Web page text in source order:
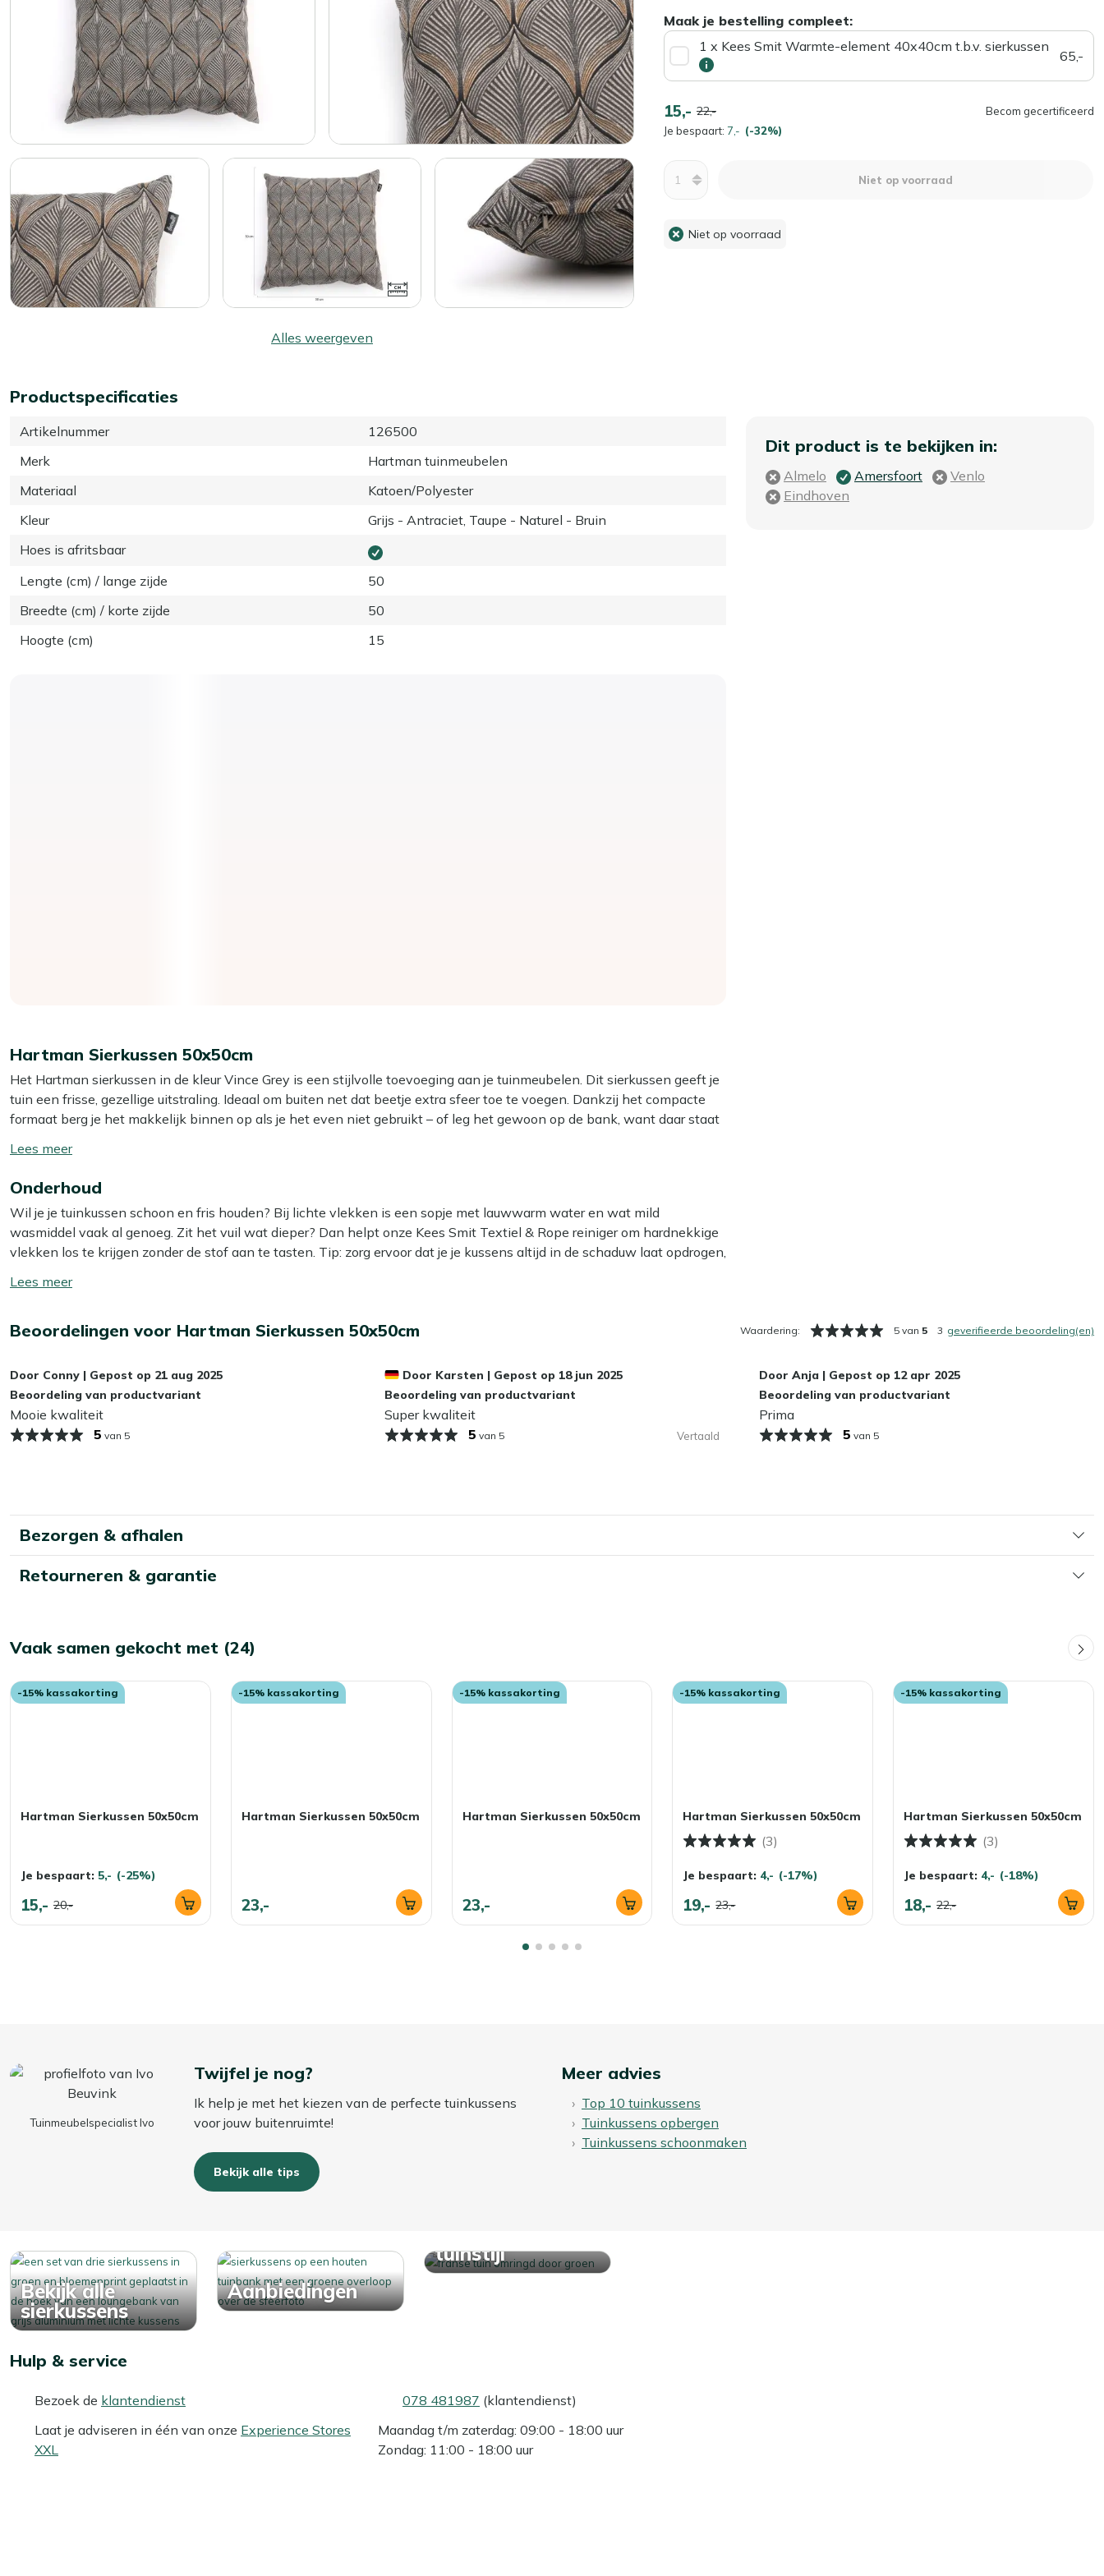
Alles weergeven
Maak je bestelling compleet:
1 x Kees Smit Warmte-element 40x40cm t.b.v. sierkussen
65,-
15,- 22,-
Je bespaart: 7,- (-32%)
Becom gecertificeerd
Niet op voorraad
Niet op voorraad
Productspecificaties
Artikelnummer
126500
Merk
Hartman tuinmeubelen
Materiaal
Katoen/Polyester
Kleur
Grijs - Antraciet, Taupe - Naturel - Bruin
Hoes is afritsbaar
Lengte (cm) / lange zijde
50
Breedte (cm) / korte zijde
50
Hoogte (cm)
15
Dit product is te bekijken in:
Almelo Amersfoort
Venlo
Eindhoven
Hartman Sierkussen 50x50cm
Het Hartman sierkussen in de kleur Vince Grey is een stijlvolle toevoeging aan je tuinmeubelen. Dit sierkussen geeft je
tuin een frisse, gezellige uitstraling. Ideaal om buiten net dat beetje extra sfeer toe te voegen. Dankzij het compacte
formaat berg je het makkelijk binnen op als je het even niet gebruikt – of leg het gewoon op de bank, want daar staat
wasmachine. Handig, want zo blijft je kussen zonder moeite schoon en fris!
Bekijk meer Tuinkussens
Bekijk meer Sierkussens
Toon/verberg
meer
Onderhoud
Wil je je tuinkussen schoon en fris houden? Bij lichte vlekken is een sopje met lauwwarm water en wat mild
wasmiddel vaak al genoeg. Zit het vuil wat dieper? Dan helpt onze Kees Smit Textiel & Rope reiniger om hardnekkige
vlekken los te krijgen zonder de stof aan te tasten. Tip: zorg ervoor dat je je kussens altijd in de schaduw laat opdrogen,
Smit Textiel & Rope beschermer. Deze maakt je kussens water- en vuilafstotend, zodat ze langer schoon blijven. Dat
Kan ik mijn tuinkussens het hele jaar buiten laten liggen?
Wij adviseren om je tuinkussens droog op te bergen als je ze niet gebruikt. Zelfs de meest waterafstotende stoffen
kunnen op termijn last krijgen van vocht, wat slijtage en schimmel kan veroorzaken. In de herfst en winter bewaar je
Toon/verberg
Beoordelingen voor Hartman Sierkussen 50x50cm Waardering: 5 van 5 3 geverifieerde beoordeling(en)
Door Conny | Gepost op 21 aug 2025
Beoordeling van productvariant
Mooie kwaliteit
5 van 5
Door Karsten | Gepost op 18 jun 2025
Beoordeling van productvariant
Super kwaliteit
5 van 5 Vertaald
Door Anja | Gepost op 12 apr 2025
Beoordeling van productvariant
Prima
5 van 5
Bezorgen & afhalen
Retourneren & garantie
Vaak samen gekocht met (24)
-15% kassakorting
Hartman Sierkussen 50x50cm
Je bespaart: 5,- (-25%)
15,- 20,-
-15% kassakorting
Hartman Sierkussen 50x50cm
23,-
-15% kassakorting
Hartman Sierkussen 50x50cm
23,-
-15% kassakorting
Hartman Sierkussen 50x50cm
(3)
Je bespaart: 4,- (-17%)
19,- 23,-
-15% kassakorting
Hartman Sierkussen 50x50cm
(3)
Je bespaart: 4,- (-18%)
18,- 22,-
Tuinmeubelspecialist Ivo
Twijfel je nog?
Ik help je met het kiezen van de perfecte tuinkussens
voor jouw buitenruimte!
Bekijk alle tips
Meer advies
Top 10 tuinkussens
Tuinkussens opbergen
Tuinkussens schoonmaken
Bekijk alle
sierkussens
Aanbiedingen
tuinstijl
Hulp & service
Bezoek de klantendienst
Laat je adviseren in één van onze Experience Stores
XXL
078 481987 (klantendienst)
Maandag t/m zaterdag: 09:00 - 18:00 uur
Zondag: 11:00 - 18:00 uur